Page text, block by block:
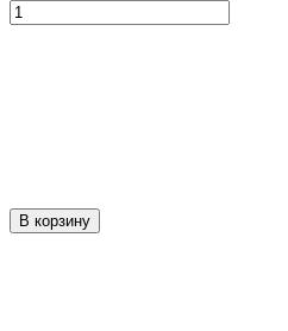
В корзину